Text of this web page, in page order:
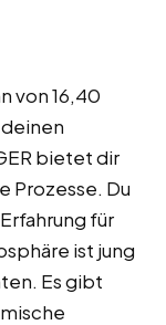
von 16,40
bietet dir
Prozesse. Du
für
ist jung
Es gibt